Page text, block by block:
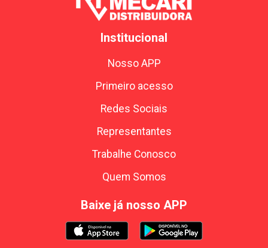
Institucional
Nosso APP
Primeiro acesso
Redes Sociais
Representantes
Trabalhe Conosco
Quem Somos
Baixe já nosso APP